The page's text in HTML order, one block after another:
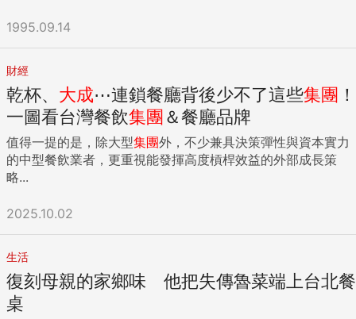
1995.09.14
財經
乾杯、 大成⋯連鎖餐廳背後少不了這些集團 ！
一圖看台灣餐飲集團＆餐廳品牌
值得一提的是，除大型集團外，不少兼具決策彈性與資本實力
的中型餐飲業者，更重視能發揮高度槓桿效益的外部成長策
略...
2025.10.02
生活
復刻母親的家鄉味 他把失傳魯菜端上台北餐
桌